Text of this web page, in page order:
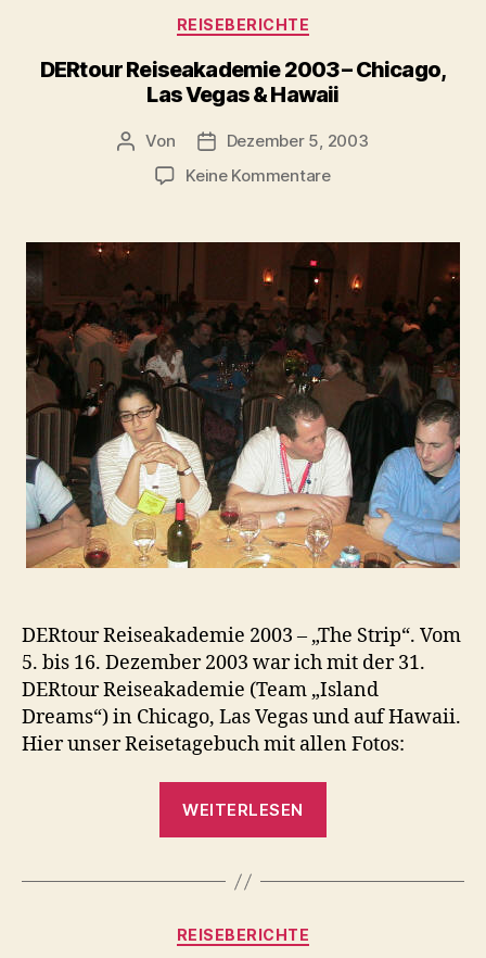
Kategorien
REISEBERICHTE
DERtour Reiseakademie 2003 – Chicago,
Las Vegas & Hawaii
Beitragsautor
Von Beitragsdatum
Dezember 5, 2003
Keine Kommentarezu
2003
–
Chicago,
Las
Vegas
&
Hawaii
DERtour Reiseakademie 2003 – „The Strip“. Vom
5. bis 16. Dezember 2003 war ich mit der 31.
DERtour Reiseakademie (Team „Island
Dreams“) in Chicago, Las Vegas und auf Hawaii.
Hier unser Reisetagebuch mit allen Fotos:
WEITERLESEN
–
Kategorien
REISEBERICHTE